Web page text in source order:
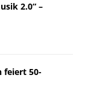
2.0“ –
feiert 50-